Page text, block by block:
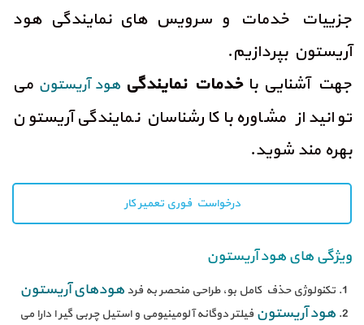
جزییات خدمات و سرویس های نمایندگی هود
آریستون بپردازیم.
جهت آشنایی باخدمات نمایندگیهود آریستون می
توانید از مشاوره با کارشناسان نمایندگی آریستون
بهره مند شوید.
درخواست فوری تعمیر کار
ویژگی های هود آریستون
تکنولوژی حذف کامل بو، طراحی منحصر به فردهودهای آریستون
هود آریستون فیلتر دوگانه آلومینیومی و استیل چربی گیر ا دارا می